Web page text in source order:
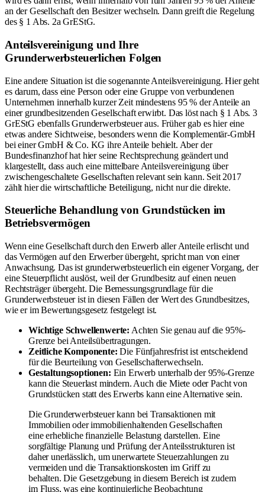
an der Gesellschaft den Besitzer wechseln. Dann greift die Regelung
des § 1 Abs. 2a GrEStG.
Anteilsvereinigung und Ihre
Grunderwerbsteuerlichen Folgen
Eine andere Situation ist die sogenannte Anteilsvereinigung. Hier geht
es darum, dass eine Person oder eine Gruppe von verbundenen
Unternehmen innerhalb kurzer Zeit mindestens 95 % der Anteile an
einer grundbesitzenden Gesellschaft erwirbt. Das löst nach § 1 Abs. 3
GrEStG ebenfalls Grunderwerbsteuer aus. Früher gab es hier eine
etwas andere Sichtweise, besonders wenn die Komplementär-GmbH
bei einer GmbH & Co. KG ihre Anteile behielt. Aber der
Bundesfinanzhof hat hier seine Rechtsprechung geändert und
klargestellt, dass auch eine mittelbare Anteilsvereinigung über
zwischengeschaltete Gesellschaften relevant sein kann. Seit 2017
zählt hier die wirtschaftliche Beteiligung, nicht nur die direkte.
Steuerliche Behandlung von Grundstücken im
Betriebsvermögen
Wenn eine Gesellschaft durch den Erwerb aller Anteile erlischt und
das Vermögen auf den Erwerber übergeht, spricht man von einer
Anwachsung. Das ist grunderwerbsteuerlich ein eigener Vorgang, der
eine Steuerpflicht auslöst, weil der Grundbesitz auf einen neuen
Rechtsträger übergeht. Die Bemessungsgrundlage für die
Grunderwerbsteuer ist in diesen Fällen der Wert des Grundbesitzes,
wie er im Bewertungsgesetz festgelegt ist.
Wichtige Schwellenwerte: Achten Sie genau auf die 95%-
Grenze bei Anteilsübertragungen.
Zeitliche Komponente: Die Fünfjahresfrist ist entscheidend
für die Beurteilung von Gesellschafterwechseln.
Gestaltungsoptionen: Ein Erwerb unterhalb der 95%-Grenze
kann die Steuerlast mindern. Auch die Miete oder Pacht von
Grundstücken statt des Erwerbs kann eine Alternative sein.
Die Grunderwerbsteuer kann bei Transaktionen mit
Immobilien oder immobilienhaltenden Gesellschaften
eine erhebliche finanzielle Belastung darstellen. Eine
sorgfältige Planung und Prüfung der Anteilsstrukturen ist
daher unerlässlich, um unerwartete Steuerzahlungen zu
vermeiden und die Transaktionskosten im Griff zu
behalten. Die Gesetzgebung in diesem Bereich ist zudem
im Fluss, was eine kontinuierliche Beobachtung